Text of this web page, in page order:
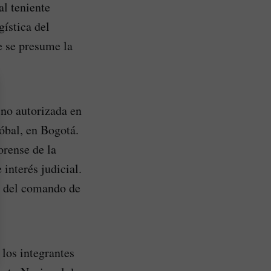
teniente
del
presume la
autorizada en
en Bogotá.
de la
interés judicial.
comando de
integrantes